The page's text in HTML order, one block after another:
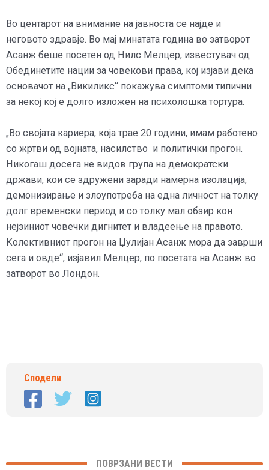
Во центарот на внимание на јавноста се најде и
неговото здравје. Во мај минатата година во затворот
Асанж беше посетен од Нилс Мелцер, известувач од
Обединетите нации за човекови права, кој изјави дека
основачот на „Викиликс“ покажува симптоми типични
за некој кој е долго изложен на психолошка тортура.
„Во својата кариера, која трае 20 години, имам работено
со жртви од војната, насилство и политички прогон.
Никогаш досега не видов група на демократски
држави, кои се здружени заради намерна изолација,
демонизирање и злоупотреба на една личност на толку
долг временски период и со толку мал обзир кон
нејзиниот човечки дигнитет и владеење на правото.
Колективниот прогон на Џулијан Асанж мора да заврши
сега и овде“, изјавил Мелцер, по посетата на Асанж во
затворот во Лондон.
Сподели
ПОВРЗАНИ ВЕСТИ